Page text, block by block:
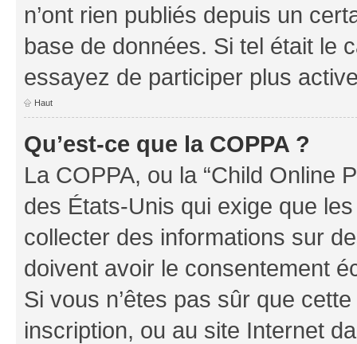
n’ont rien publiés depuis un
base de données. Si tel était le
essayez de participer plus
Haut
Qu’est-ce que la COPPA ?
La COPPA, ou la “Child Online
des États-Unis qui exige que
collecter des informations sur
doivent avoir le consentement
Si vous n’êtes pas sûr que
inscription, ou au site Internet